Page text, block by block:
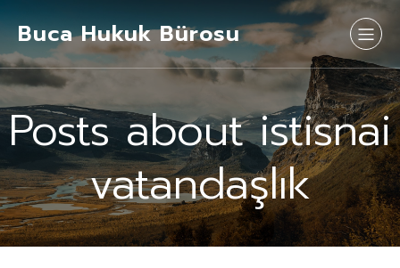
Buca Hukuk Bürosu
Posts about istisnai
vatandaşlık